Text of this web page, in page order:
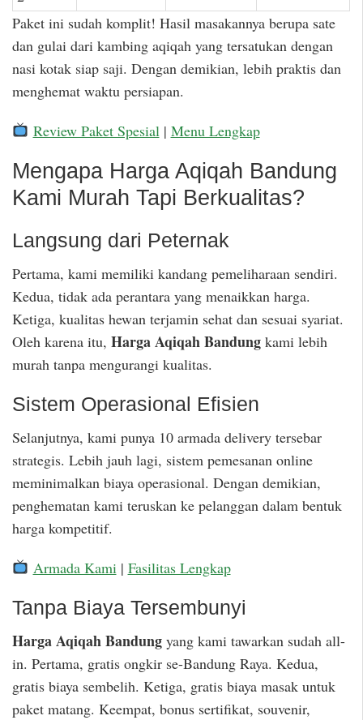
Paket ini sudah komplit! Hasil masakannya berupa sate
dan gulai dari kambing aqiqah yang tersatukan dengan
nasi kotak siap saji. Dengan demikian, lebih praktis dan
menghemat waktu persiapan.
Review Paket Spesial | Menu Lengkap
Mengapa Harga Aqiqah Bandung
Kami Murah Tapi Berkualitas?
Langsung dari Peternak
Pertama, kami memiliki kandang pemeliharaan sendiri.
Kedua, tidak ada perantara yang menaikkan harga.
Ketiga, kualitas hewan terjamin sehat dan sesuai syariat.
Oleh karena itu, Harga Aqiqah Bandung kami lebih
murah tanpa mengurangi kualitas.
Sistem Operasional Efisien
Selanjutnya, kami punya 10 armada delivery tersebar
strategis. Lebih jauh lagi, sistem pemesanan online
meminimalkan biaya operasional. Dengan demikian,
penghematan kami teruskan ke pelanggan dalam bentuk
harga kompetitif.
Armada Kami | Fasilitas Lengkap
Tanpa Biaya Tersembunyi
Harga Aqiqah Bandung yang kami tawarkan sudah all-
in. Pertama, gratis ongkir se-Bandung Raya. Kedua,
gratis biaya sembelih. Ketiga, gratis biaya masak untuk
paket matang. Keempat, bonus sertifikat, souvenir,